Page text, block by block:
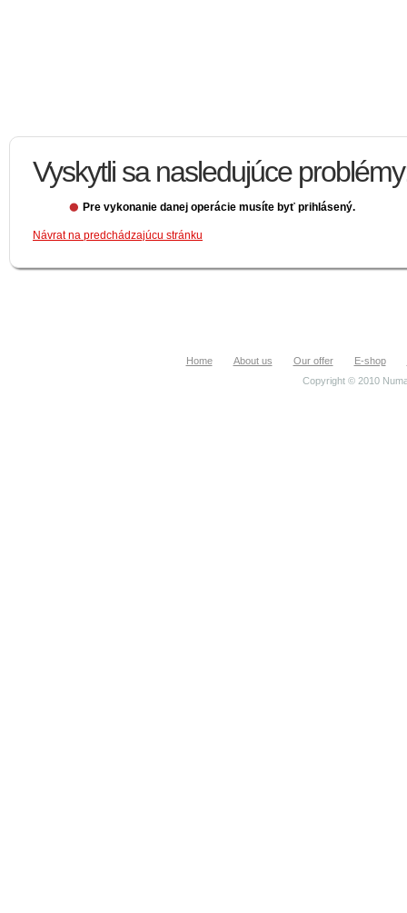
Vyskytli sa nasledujúce
Pre vykonanie danej operácie musíte byť prihlásený.
Návrat na predchádzajúcu stránku
Home About us Our offer E-shop
Copyright © 2010